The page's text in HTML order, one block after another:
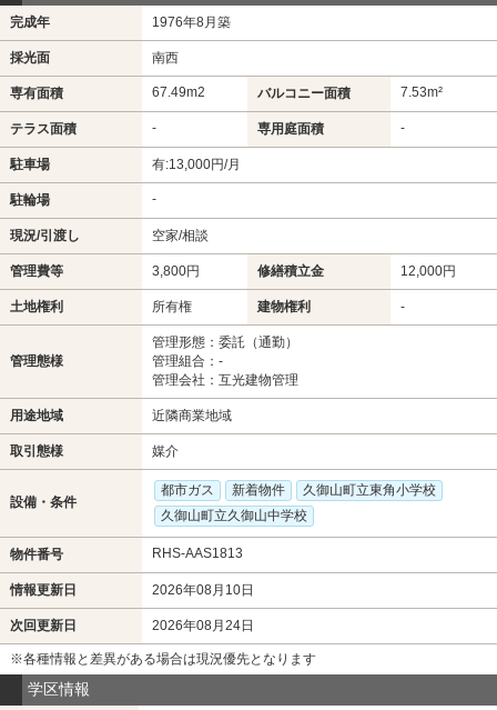
完成年 1976年8月築
採光面 南西
専有面積 67.49m2 バルコニー面積 7.53m²
テラス面積 - 専用庭面積 -
駐車場 有:13,000円/月
駐輪場 -
現況/引渡し 空家/相談
管理費等 3,800円 修繕積立金 12,000円
土地権利 所有権 建物権利 -
管理態様
管理形態：委託（通勤）
管理組合：-
管理会社：互光建物管理
用途地域 近隣商業地域
取引態様 媒介
設備・条件
都市ガス 新着物件
久御山町立東角小学校
久御山町立久御山中学校
物件番号 RHS-AAS1813
情報更新日 2026年08月10日
次回更新日 2026年08月24日
※各種情報と差異がある場合は現況優先となります
学区情報